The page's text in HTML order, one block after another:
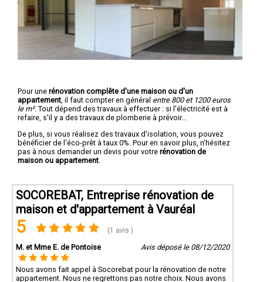
Pour une rénovation complête d'une maison ou d'un
appartement , il faut compter en général entre 800 et 1200 euros
le m². Tout dépend des travaux à effectuer : si l'électricité est à
refaire, s'il y a des travaux de plomberie à prévoir...
De plus, si vous réalisez des travaux d'isolation, vous pouvez
bénéficier de l'éco-prêt à taux 0%. Pour en savoir plus, n'hésitez
pas à nous demander un devis pour votre rénovation de
maison ou appartement
SOCOREBAT, Entreprise rénovation de
maison et d'appartement à Vauréal
5 (1 avis )
M. et Mme E. de Pontoise Avis déposé le 08/12/2020
Nous avons fait appel à Socorebat pour la rénovation de notre
appartement. Nous ne regrettons pas notre choix. Nous avons